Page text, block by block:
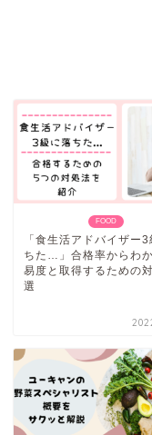
FOOD
「食生活アドバイザー
ちた…」合格率からわ
易度と取得するための
選